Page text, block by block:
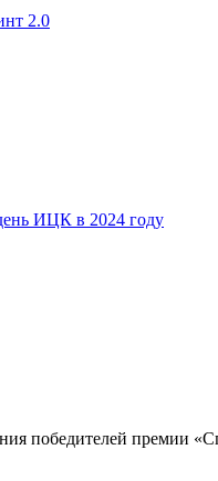
2.0
ИЦК в 2024 году
победителей премии